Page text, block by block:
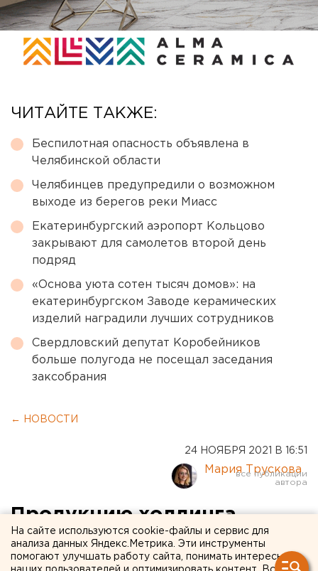
ЧИТАЙТЕ ТАКЖЕ:
Беспилотная опасность объявлена в
Челябинской области
Челябинцев предупредили о возможном
выходе из берегов реки Миасс
Екатеринбургский аэропорт Кольцово
закрывают для самолетов второй день
подряд
«Основа уюта сотен тысяч домов»: на
екатеринбургском Заводе керамических
изделий наградили лучших сотрудников
Свердловский депутат Коробейников
больше полугода не посещал заседания
заксобрания
← НОВОСТИ
24 НОЯБРЯ 2021 В 16:51
Мария Трускова
Продукцию холдинга
«Кабельный Альянс»
проконтролирует умная
На сайте используются cookie-файлы и сервис для
анализа данных Яндекс.Метрика. Эти инструменты
помогают улучшать работу сайта, понимать интересы